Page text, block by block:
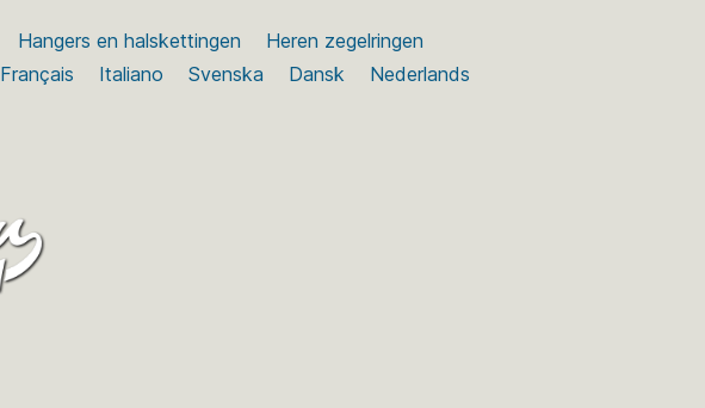
Hangers en halskettingen
Heren zegelringen
Français Italiano Svenska Dansk
Nederlands